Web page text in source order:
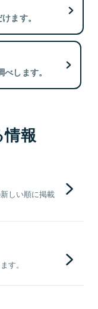
ます。
します。
報
しい順に掲載
す。